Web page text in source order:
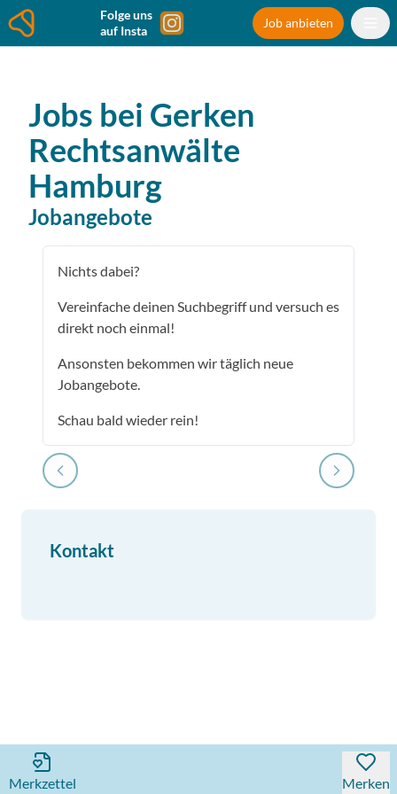
Folge uns
auf Insta
Job anbieten
Jobs bei Gerken
Rechtsanwälte
Hamburg
Jobangebote
Nichts dabei?
Vereinfache deinen Suchbegriff und versuch es
direkt noch einmal!
Ansonsten bekommen wir täglich neue
Jobangebote.
Schau bald wieder rein!
Kontakt
Merkzettel Merken